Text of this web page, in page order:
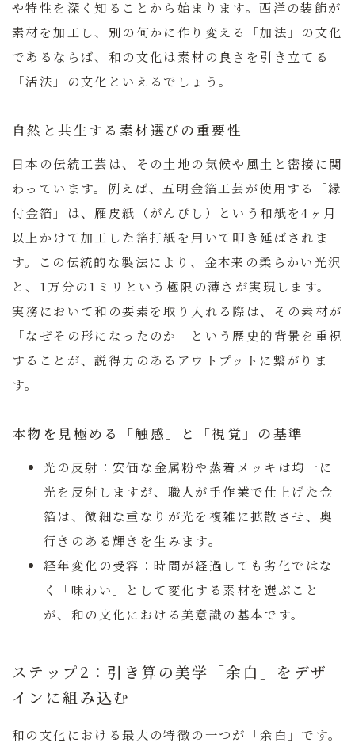
や特性を深く知ることから始まります。西洋の装飾が
素材を加工し、別の何かに作り変える「加法」の文化
であるならば、和の文化は素材の良さを引き立てる
「活法」の文化といえるでしょう。
自然と共生する素材選びの重要性
日本の伝統工芸は、その土地の気候や風土と密接に関
わっています。例えば、五明金箔工芸が使用する「縁
付金箔」は、雁皮紙（がんぴし）という和紙を4ヶ月
以上かけて加工した箔打紙を用いて叩き延ばされま
す。この伝統的な製法により、金本来の柔らかい光沢
と、1万分の1ミリという極限の薄さが実現します。
実務において和の要素を取り入れる際は、その素材が
「なぜその形になったのか」という歴史的背景を重視
することが、説得力のあるアウトプットに繋がりま
す。
本物を見極める「触感」と「視覚」の基準
光の反射： 安価な金属粉や蒸着メッキは均一に
光を反射しますが、職人が手作業で仕上げた金
箔は、微細な重なりが光を複雑に拡散させ、奥
行きのある輝きを生みます。
経年変化の受容：時間が経過しても劣化ではな
く「味わい」として変化する素材を選ぶこと
が、和の文化における美意識の基本です。
ステップ2：引き算の美学「余白」をデザ
インに組み込む
和の文化における最大の特徴の一つが「余白」です。